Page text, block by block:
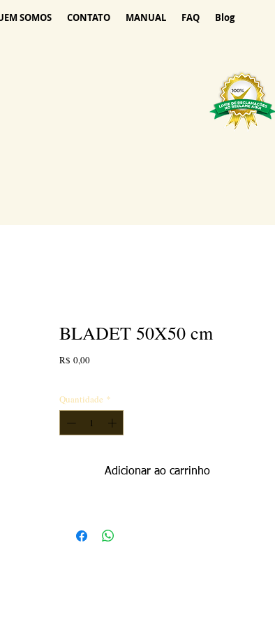
SOMOS CONTATO MANUAL FAQ Blog
BLADET 50X50 cm
R$ 0,00Preço
Quantidade *
Adicionar ao carrinho